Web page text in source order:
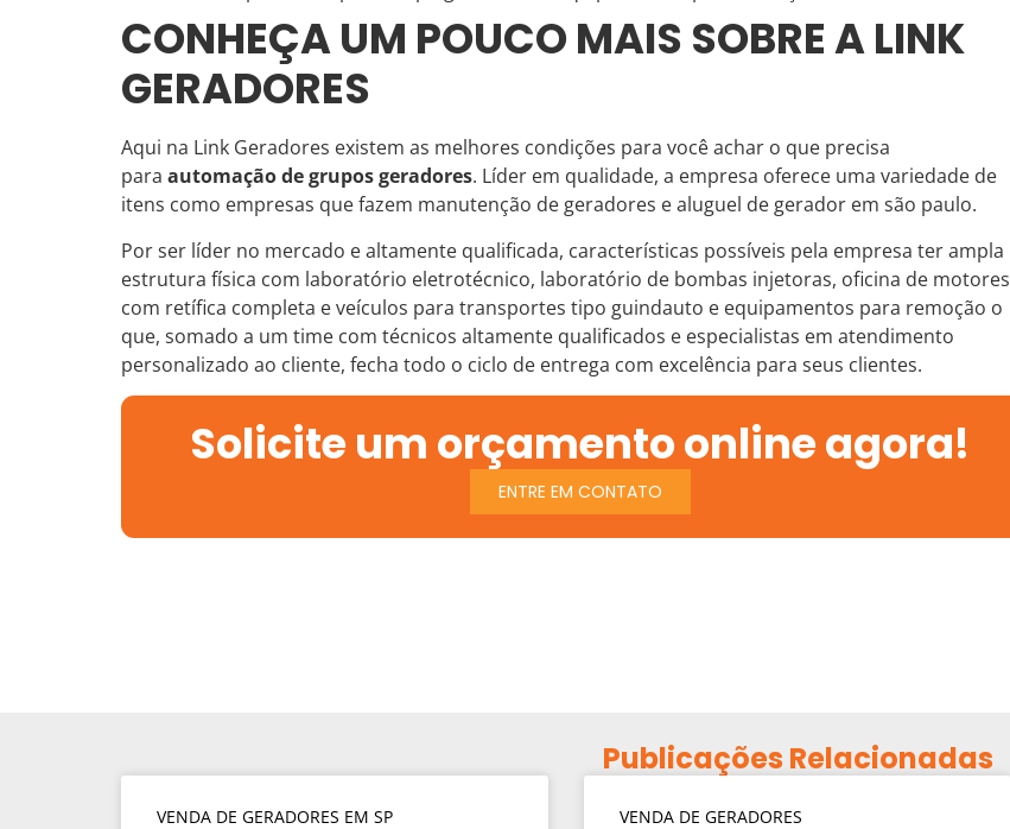
CONHEÇA UM POUCO MAIS SOBRE A LINK
GERADORES
Aqui na Link Geradores existem as melhores condições para você achar o que precisa
para automação de grupos geradores. Líder em qualidade, a empresa oferece uma variedade de
itens como empresas que fazem manutenção de geradores e aluguel de gerador em são paulo.
Por ser líder no mercado e altamente qualificada, características possíveis pela empresa ter ampla
estrutura física com laboratório eletrotécnico, laboratório de bombas injetoras, oficina de motores
com retífica completa e veículos para transportes tipo guindauto e equipamentos para remoção o
que, somado a um time com técnicos altamente qualificados e especialistas em atendimento
personalizado ao cliente, fecha todo o ciclo de entrega com excelência para seus clientes.
Solicite um orçamento online agora!
ENTRE EM CONTATO
Publicações Relacionadas
VENDA DE GERADORES EM SP VENDA DE GERADORES